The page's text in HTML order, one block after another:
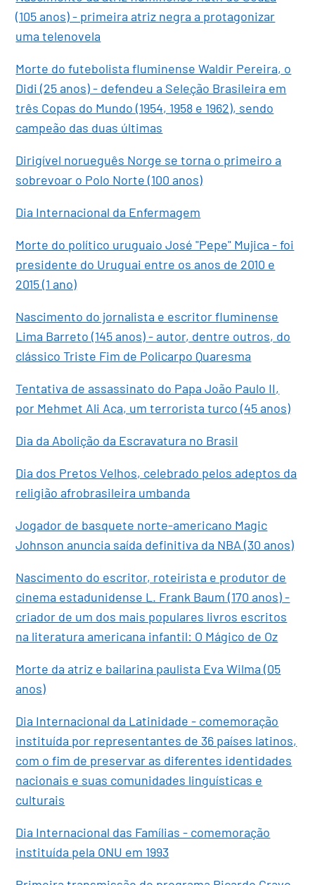
(105 anos) - primeira atriz negra a protagonizar
uma telenovela
Morte do futebolista fluminense Waldir Pereira, o
Didi (25 anos) - defendeu a Seleção Brasileira em
três Copas do Mundo (1954, 1958 e 1962), sendo
campeão das duas últimas
Dirigível norueguês Norge se torna o primeiro a
sobrevoar o Polo Norte (100 anos)
Dia Internacional da Enfermagem
Morte do político uruguaio José "Pepe" Mujica - foi
presidente do Uruguai entre os anos de 2010 e
2015 (1 ano)
Nascimento do jornalista e escritor fluminense
Lima Barreto (145 anos) - autor, dentre outros, do
clássico Triste Fim de Policarpo Quaresma
Tentativa de assassinato do Papa João Paulo II,
por Mehmet Ali Aca, um terrorista turco (45 anos)
Dia da Abolição da Escravatura no Brasil
Dia dos Pretos Velhos, celebrado pelos adeptos da
religião afrobrasileira umbanda
Jogador de basquete norte-americano Magic
Johnson anuncia saída definitiva da NBA (30 anos)
Nascimento do escritor, roteirista e produtor de
cinema estadunidense L. Frank Baum (170 anos) -
criador de um dos mais populares livros escritos
na literatura americana infantil: O Mágico de Oz
Morte da atriz e bailarina paulista Eva Wilma (05
anos)
Dia Internacional da Latinidade - comemoração
instituída por representantes de 36 países latinos,
com o fim de preservar as diferentes identidades
nacionais e suas comunidades linguísticas e
culturais
Dia Internacional das Famílias - comemoração
instituída pela ONU em 1993